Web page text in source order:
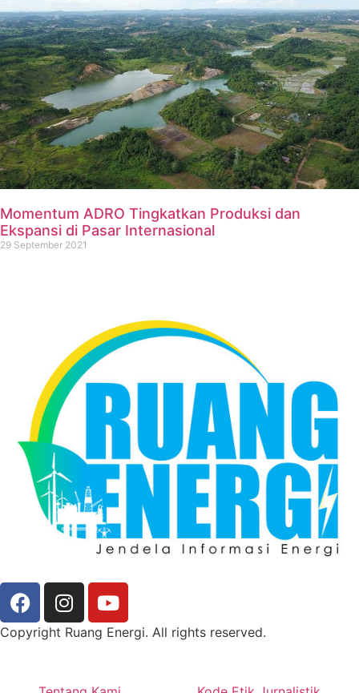
Momentum ADRO Tingkatkan Produksi dan
Ekspansi di Pasar Internasional
29 September 2021
Copyright Ruang Energi. All rights reserved.